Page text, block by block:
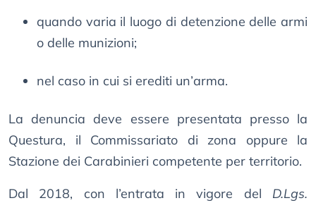
quando varia il luogo di detenzione delle armi
o delle munizioni;
nel caso in cui si erediti un’arma.
La denuncia deve essere presentata presso la
Questura, il Commissariato di zona oppure la
Stazione dei Carabinieri competente per territorio.
Dal 2018, con l’entrata in vigore del D.Lgs.